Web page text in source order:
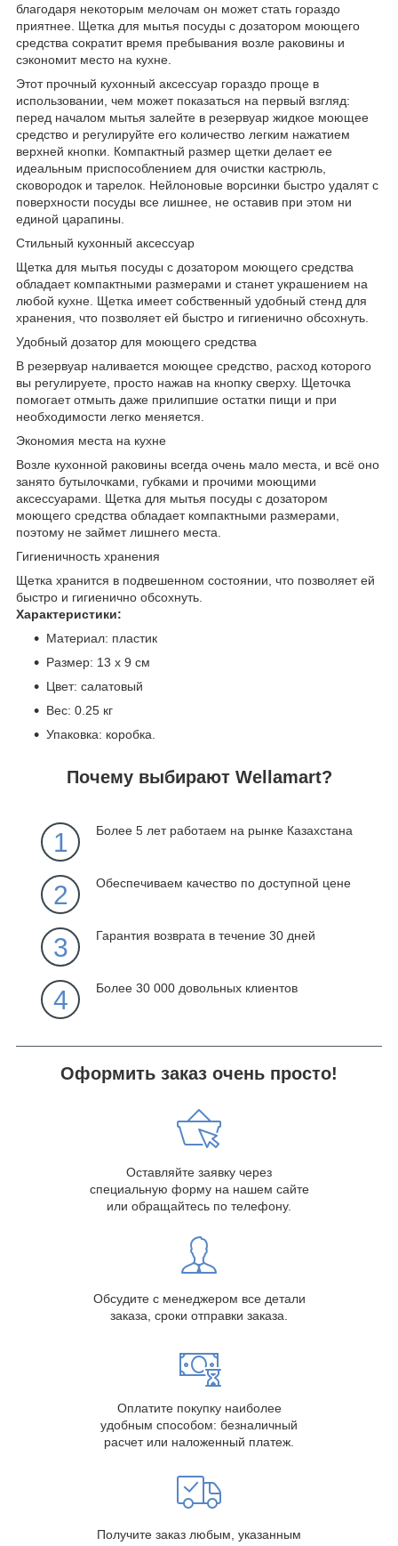
благодаря некоторым мелочам он может стать гораздо
приятнее. Щетка для мытья посуды с дозатором моющего
средства сократит время пребывания возле раковины и
сэкономит место на кухне.
Этот прочный кухонный аксессуар гораздо проще в
использовании, чем может показаться на первый взгляд:
перед началом мытья залейте в резервуар жидкое моющее
средство и регулируйте его количество легким нажатием
верхней кнопки. Компактный размер щетки делает ее
идеальным приспособлением для очистки кастрюль,
сковородок и тарелок. Нейлоновые ворсинки быстро удалят с
поверхности посуды все лишнее, не оставив при этом ни
единой царапины.
Стильный кухонный аксессуар
Щетка для мытья посуды с дозатором моющего средства
обладает компактными размерами и станет украшением на
любой кухне. Щетка имеет собственный удобный стенд для
хранения, что позволяет ей быстро и гигиенично обсохнуть.
Удобный дозатор для моющего средства
В резервуар наливается моющее средство, расход которого
вы регулируете, просто нажав на кнопку сверху. Щеточка
помогает отмыть даже прилипшие остатки пищи и при
необходимости легко меняется.
Экономия места на кухне
Возле кухонной раковины всегда очень мало места, и всё оно
занято бутылочками, губками и прочими моющими
аксессуарами. Щетка для мытья посуды с дозатором
моющего средства обладает компактными размерами,
поэтому не займет лишнего места.
Гигиеничность хранения
Щетка хранится в подвешенном состоянии, что позволяет ей
быстро и гигиенично обсохнуть.
Характеристики:
Материал: пластик
Размер: 13 х 9 см
Цвет: салатовый
Вес: 0.25 кг
Упаковка: коробка.
Почему выбирают Wellamart?
1 Более 5 лет работаем на рынке Казахстана
2 Обеспечиваем качество по доступной цене
3 Гарантия возврата в течение 30 дней
4 Более 30 000 довольных клиентов
Оформить заказ очень просто!
Оставляйте заявку через
специальную форму на нашем сайте
или обращайтесь по телефону.
Обсудите с менеджером все детали
заказа, сроки отправки заказа.
Оплатите покупку наиболее
удобным способом: безналичный
расчет или наложенный платеж.
Получите заказ любым, указанным